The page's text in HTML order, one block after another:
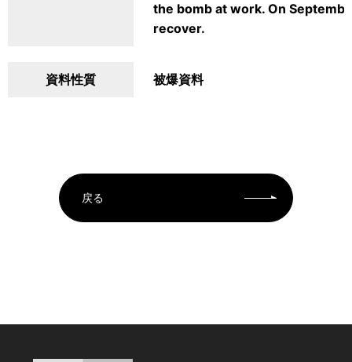
the bomb at work. On
recover.
資料性質 被爆資料
戻る